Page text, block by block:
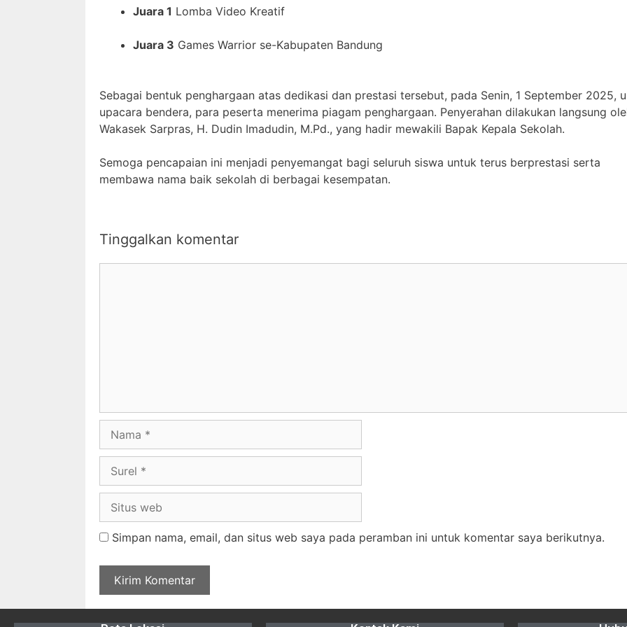
Juara 1 Lomba Video Kreatif
Juara 3 Games Warrior se-Kabupaten Bandung
Sebagai bentuk penghargaan atas dedikasi dan prestasi tersebut, pada Senin, 1 September 2025,
upacara bendera, para peserta menerima piagam penghargaan. Penyerahan dilakukan langsung
Wakasek Sarpras, H. Dudin Imadudin, M.Pd., yang hadir mewakili Bapak Kepala Sekolah.
Semoga pencapaian ini menjadi penyemangat bagi seluruh siswa untuk terus berprestasi serta
membawa nama baik sekolah di berbagai kesempatan.
Tinggalkan komentar
Simpan nama, email, dan situs web saya pada peramban ini untuk komentar saya berikutnya.